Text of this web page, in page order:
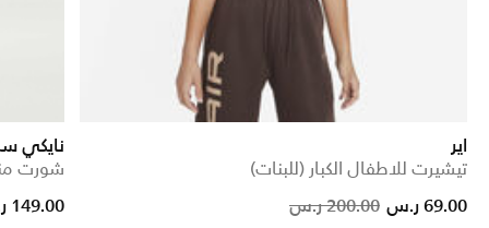
اير
تيشيرت للاطفال الكبار (للبنات)
Price 200.00 ر.س to
69.00 ر.س
نايكي
شورت
from
149.00 ر.س